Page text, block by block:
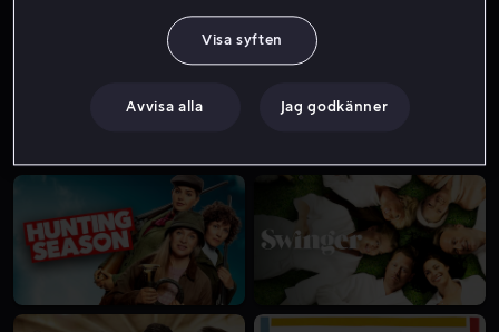
Visa syften
Avvisa alla Jag godkänner